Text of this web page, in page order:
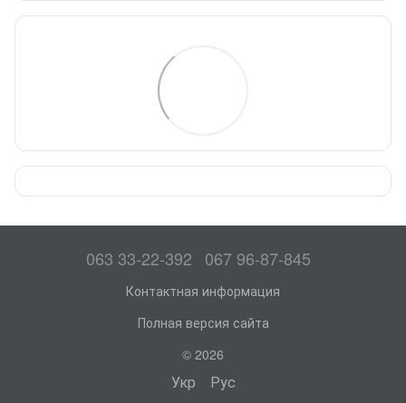
063 33-22-392 067 96-87-845
Контактная информация
Полная версия сайта
© 2026
Укр Рус